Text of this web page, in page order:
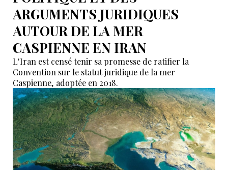
ARGUMENTS JURIDIQUES
AUTOUR DE LA MER
CASPIENNE EN IRAN
L'Iran est censé tenir sa promesse de ratifier la
Convention sur le statut juridique de la mer
Caspienne, adoptée en 2018.